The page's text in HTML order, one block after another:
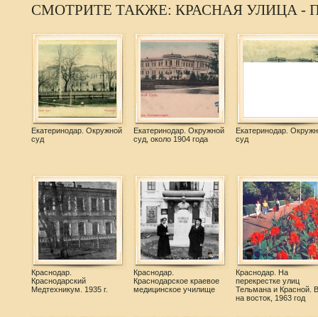
СМОТРИТЕ ТАКЖЕ: КРАСНАЯ УЛИЦА -
Екатеринодар. Окружной
суд
Екатеринодар. Окружной
суд, около 1904 года
Екатеринодар.
суд
Краснодар.
Краснодарский
Медтехникум. 1935 г.
Краснодар.
Краснодарское краевое
медицинское училище
Краснодар. На
перекрестке улиц
Тельмана и Красной.
на восток, 1963 год